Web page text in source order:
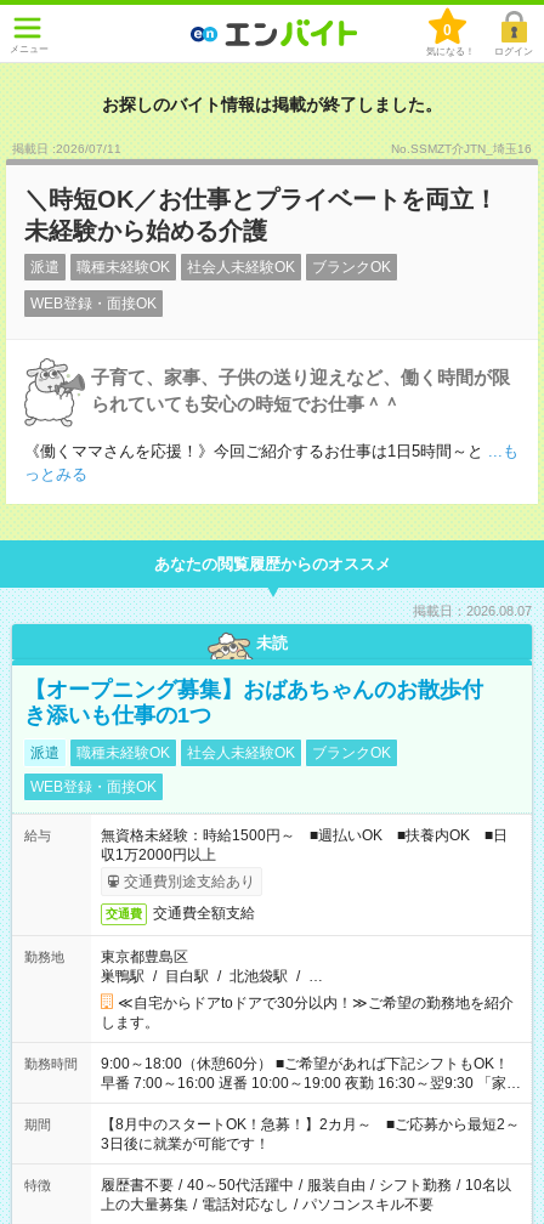
メニュー
0
気になる！ ログイン
お探しのバイト情報は掲載が終了しました。
掲載日 :2026/07/11 No.SSMZT介JTN_埼玉16
＼時短OK／お仕事とプライベートを両立！
未経験から始める介護
派遣 職種未経験OK 社会人未経験OK ブランクOK
WEB登録・面接OK
子育て、家事、子供の送り迎えなど、働く時間が限
られていても安心の時短でお仕事＾＾
《働くママさんを応援！》今回ご紹介するお仕事は1日5時間～と ...も
っとみる
あなたの閲覧履歴からのオススメ
掲載日：2026.08.07
未読
【オープニング募集】おばあちゃんのお散歩付
き添いも仕事の1つ
派遣 職種未経験OK 社会人未経験OK
ブランクOK
WEB登録・面接OK
給与
無資格未経験：時給1500円～ ■週払いOK ■扶養内OK ■日
収1万2000円以上
交通費別途支給あり
交通費 交通費全額支給
勤務地
東京都豊島区
巣鴨駅 / 目白駅 / 北池袋駅 / …
≪自宅からドアtoドアで30分以内！≫ご希望の勤務地を紹介
します。
勤務時間
9:00～18:00（休憩60分） ■ご希望があれば下記シフトもOK！
早番 7:00～16:00 遅番 10:00～19:00 夜勤 16:30～翌9:30 「家族
と休みを合わせたい」 「余裕を持って夕飯の準備がしたい」
「できれば残業はしたくない」 など、ご希望を教えてください
ね。 ※Wワーク希望の方へ 今ご覧のお仕事で希望する勤務時間
と、もう1つのお仕事の勤務時間。 合計で週40時間を超える場
合は応募できません。
期間
【8月中のスタートOK！急募！】2カ月～ ■ご応募から最短2～
3日後に就業が可能です！
特徴 履歴書不要 / 40～50代活躍中 / 服装自由 / シフト勤務 / 10名以
上の大量募集 / 電話対応なし / パソコンスキル不要